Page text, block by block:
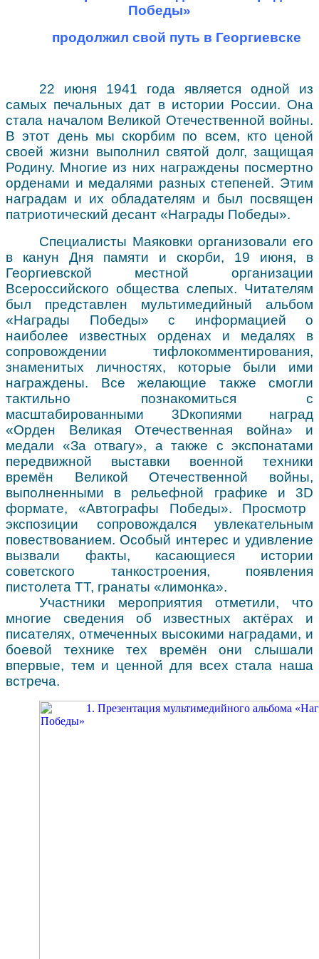
Победы»
продолжил свой путь в Георгиевске
22 июня 1941 года является одной из
самых печальных дат в истории России. Она
стала началом Великой Отечественной войны.
В этот день мы скорбим по всем, кто ценой
своей жизни выполнил святой долг, защищая
Родину. Многие из них награждены посмертно
орденами и медалями разных степеней. Этим
наградам и их обладателям и был посвящен
патриотический десант «Награды Победы».
Специалисты Маяковки организовали его
в канун Дня памяти и скорби, 19 июня, в
Георгиевской местной организации
Всероссийского общества слепых. Читателям
был представлен мультимедийный альбом
«Награды Победы» с информацией о
наиболее известных орденах и медалях в
сопровождении тифлокомментирования,
знаменитых личностях, которые были ими
награждены. Все желающие также смогли
тактильно познакомиться с
масштабированными 3Dкопиями наград
«Орден Великая Отечественная война» и
медали «За отвагу», а также с экспонатами
передвижной выставки военной техники
времён Великой Отечественной войны,
выполненными в рельефной графике и 3D
формате, «Автографы Победы». Просмотр
экспозиции сопровождался увлекательным
повествованием. Особый интерес и удивление
вызвали факты, касающиеся истории
советского танкостроения, появления
пистолета ТТ, гранаты «лимонка».
Участники мероприятия отметили, что
многие сведения об известных актёрах и
писателях, отмеченных высокими наградами, и
боевой технике тех времён они слышали
впервые, тем и ценной для всех стала наша
встреча.